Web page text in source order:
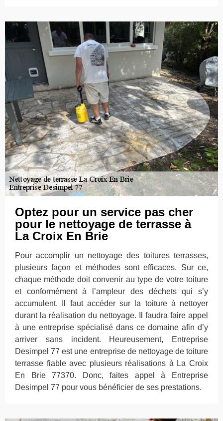
Optez pour un service pas cher
pour le nettoyage de terrasse à
La Croix En Brie
Pour accomplir un nettoyage des toitures terrasses,
plusieurs façon et méthodes sont efficaces. Sur ce,
chaque méthode doit convenir au type de votre toiture
et conformément à l’ampleur des déchets qui s’y
accumulent. Il faut accéder sur la toiture à nettoyer
durant la réalisation du nettoyage. Il faudra faire appel
à une entreprise spécialisé dans ce domaine afin d’y
arriver sans incident. Heureusement, Entreprise
Desimpel 77 est une entreprise de nettoyage de toiture
terrasse fiable avec plusieurs réalisations à La Croix
En Brie 77370. Donc, faites appel à Entreprise
Desimpel 77 pour vous bénéficier de ses prestations.